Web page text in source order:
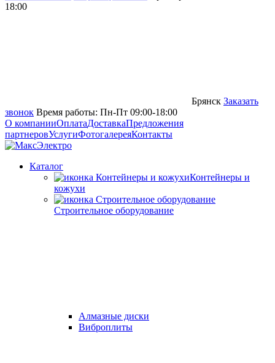
18:00
Брянск Заказать
звонок Время работы: Пн-Пт 09:00-18:00
О компанииОплатаДоставкаПредложения
партнеровУслугиФотогалереяКонтакты
Каталог
Контейнеры и
кожухи
Строительное оборудование
Алмазные диски
Виброплиты